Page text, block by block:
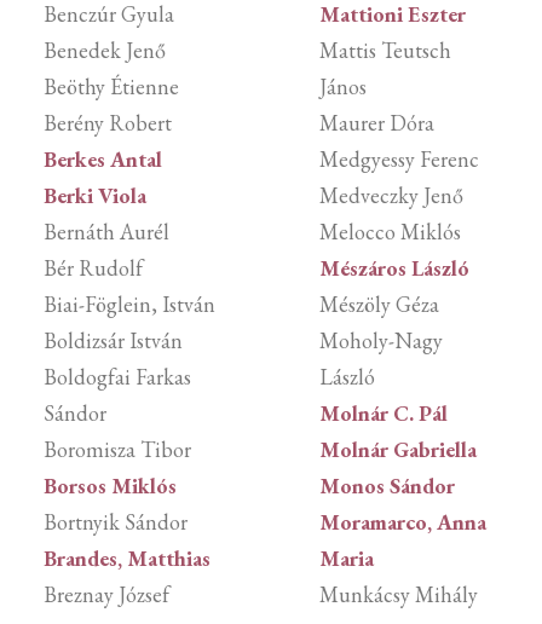
Benczúr Gyula
Benedek Jenő
Beöthy Étienne
Berény Robert
Berkes Antal
Berki Viola
Bernáth Aurél
Bér Rudolf
Biai-Föglein, István
Boldizsár István
Boldogfai Farkas
Sándor
Boromisza Tibor
Borsos Miklós
Bortnyik Sándor
Brandes, Matthias
Breznay József
Mattioni Eszter
Mattis Teutsch
János
Maurer Dóra
Medgyessy Ferenc
Medveczky Jenő
Melocco Miklós
Mészáros László
Mészöly Géza
Moholy-Nagy
László
Molnár C. Pál
Molnár Gabriella
Monos Sándor
Moramarco, Anna
Maria
Munkácsy Mihály